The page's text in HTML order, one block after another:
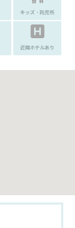
キッズ・託児所
近隣ホテルあり